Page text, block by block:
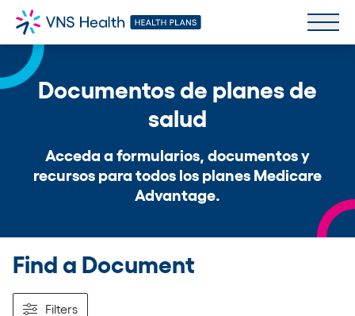
Documentos de planes de
salud
Acceda a formularios, documentos y
recursos para todos los planes Medicare
Advantage.
Find a Document
Filters